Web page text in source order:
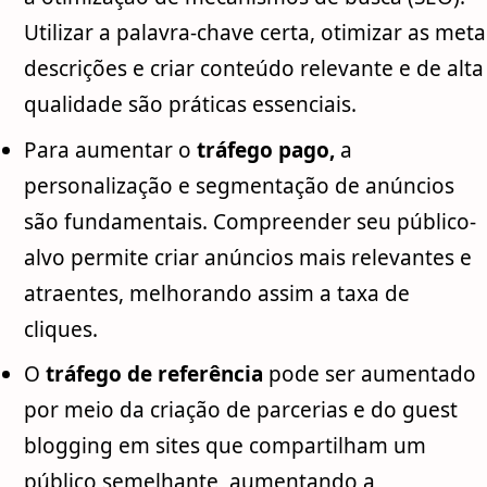
Utilizar a palavra-chave certa, otimizar as meta
descrições e criar conteúdo relevante e de alta
qualidade são práticas essenciais.
Para aumentar o tráfego pago,a
personalização e segmentação de anúncios
são fundamentais. Compreender seu público-
alvo permite criar anúncios mais relevantes e
atraentes, melhorando assim a taxa de
cliques.
O tráfego de referência pode ser aumentado
por meio da criação de parcerias e do guest
blogging em sites que compartilham um